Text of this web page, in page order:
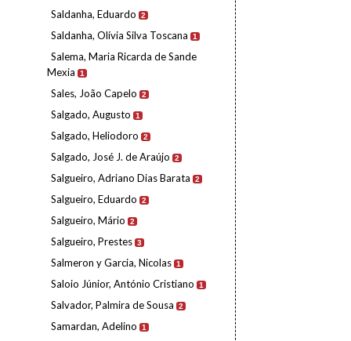
Saldanha, Eduardo 2
Saldanha, Olívia Silva Toscana 1
Salema, Maria Ricarda de Sande
Mexia
1
Sales, João Capelo 2
Salgado, Augusto 1
Salgado, Heliodoro 2
Salgado, José J. de Araújo 2
Salgueiro, Adriano Dias Barata 2
Salgueiro, Eduardo 2
Salgueiro, Mário 2
Salgueiro, Prestes 3
Salmeron y Garcia, Nicolas 1
Saloio Júnior, António Cristiano 1
Salvador, Palmira de Sousa 2
Samardan, Adelino 1